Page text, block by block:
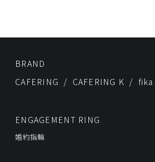
BRAND
CAFERING
CAFERING K fika
ENGAGEMENT RING
婚約指輪